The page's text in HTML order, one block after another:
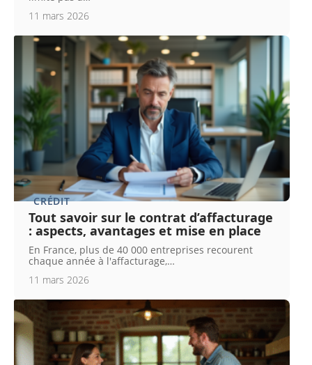
11 mars 2026
CRÉDIT
Tout savoir sur le contrat d’affacturage
: aspects, avantages et mise en place
En France, plus de 40 000 entreprises recourent
chaque année à l'affacturage,…
11 mars 2026